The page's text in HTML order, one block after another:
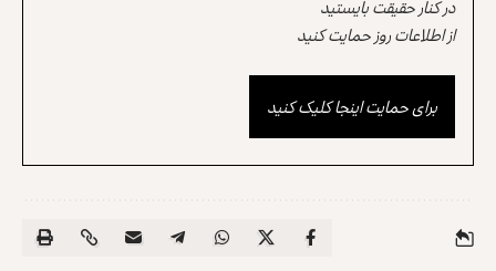
در کنار حقیقت بایستید
از اطلاعات روز حمایت کنید
برای حمایت اینجا کلیک کنید